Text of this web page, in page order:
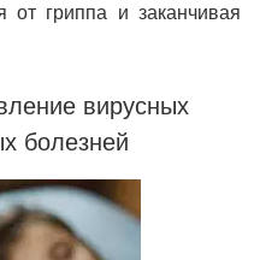
гриппа и заканчивая
вирусных
болезней